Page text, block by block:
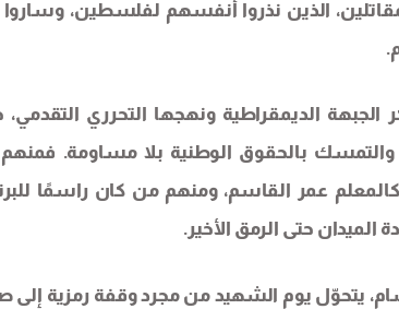
الذين نذروا أنفسهم لفلسطين،
الديمقراطية ونهجها التحرري التقدمي،
والتمسك بالحقوق الوطنية بلا مساومة.
عمر القاسم، ومنهم من كان راسمًا
حتى الرمق الأخير.
يتحوّل يوم الشهيد من مجرد وقفة رمزية إلى